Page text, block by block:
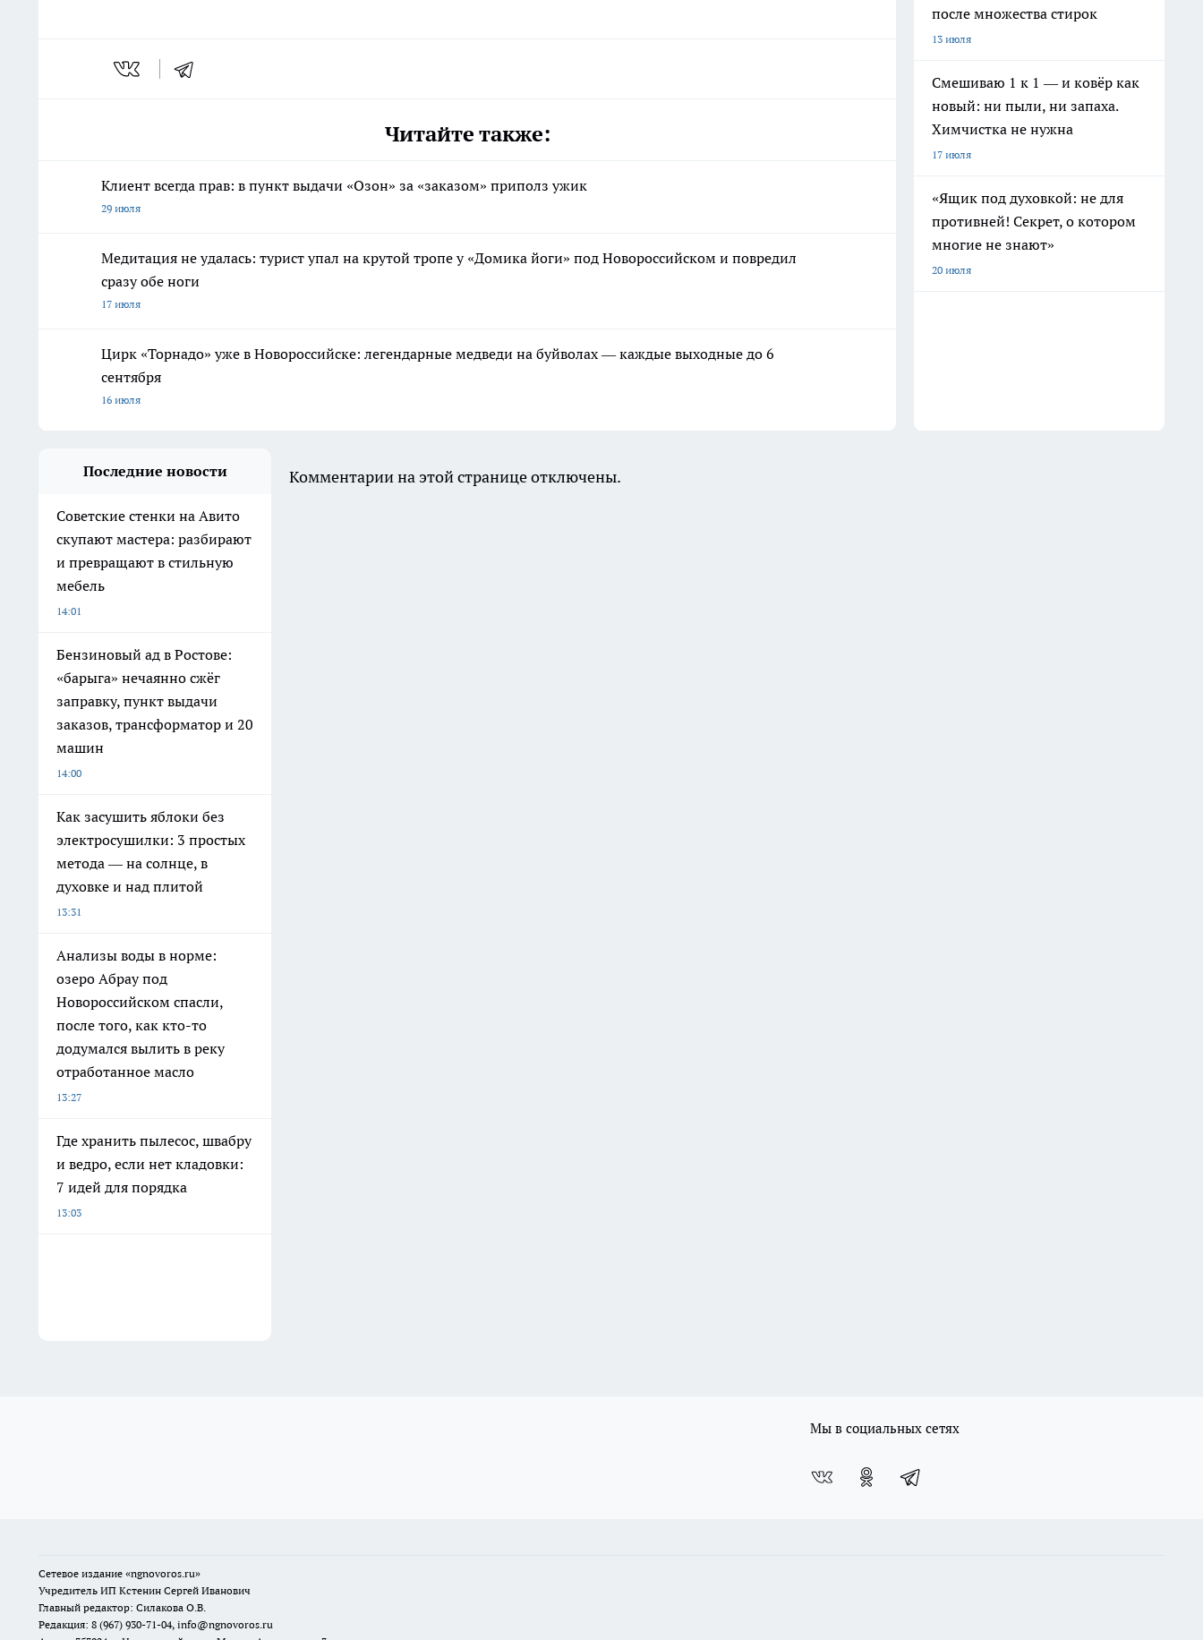
Читайте также:
Клиент всегда прав: в пункт выдачи «Озон» за «заказом» приполз ужик
29 июля
Медитация не удалась: турист упал на крутой тропе у «Домика йоги» под Новороссийском и повредил
сразу обе ноги
17 июля
Цирк «Торнадо» уже в Новороссийске: легендарные медведи на буйволах — каждые выходные до 6
сентября
16 июля
после множества стирок
13 июля
Смешиваю 1 к 1 — и ковёр как
новый: ни пыли, ни запаха.
Химчистка не нужна
17 июля
«Ящик под духовкой: не для
противней! Секрет, о котором
многие не знают»
20 июля
Последние новости
Советские стенки на Авито
скупают мастера: разбирают
и превращают в стильную
мебель
14:01
Бензиновый ад в Ростове:
«барыга» нечаянно сжёг
заправку, пункт выдачи
заказов, трансформатор и 20
машин
14:00
Как засушить яблоки без
электросушилки: 3 простых
метода — на солнце, в
духовке и над плитой
13:31
Анализы воды в норме:
озеро Абрау под
Новороссийском спасли,
после того, как кто-то
додумался вылить в реку
отработанное масло
13:27
Где хранить пылесос, швабру
и ведро, если нет кладовки:
7 идей для порядка
13:03
Комментарии на этой странице отключены.
Мы в социальных сетях
Сетевое издание «ngnovoros.ru»
Учредитель ИП Кстенин Сергей Иванович
Главный редактор: Силакова О.В.
Редакция: 8 (967) 930-71-04, info@ngnovoros.ru